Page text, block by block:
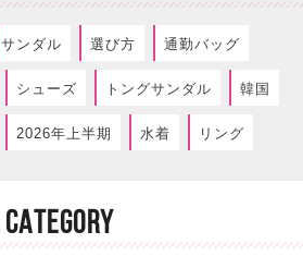
サンダル 選び方 通勤バッグ
シューズ トングサンダル 韓国
2026年上半期 水着 リング
CATEGORY